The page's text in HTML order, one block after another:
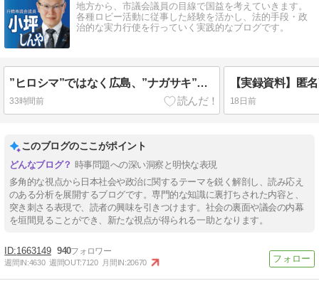
地方から、市議会議員の目線で国益を考えていきます。
各種ロビー活動に従事した経験を活かし、法的手段・政
治的な実力行使を行っていく実践的なブログです。
”ヒロシマ”ではなく広島、”ナガサキ”ではなく長崎、”フクシマ”ではなく福島だ。【いい加減、ウザイと思った人はシェア】
33時間前 18日前
このブログのここがポイント
時事問題への深い洞察と明快な表現
多角的な視点から日本社会や政治に関するテーマを鋭く解剖し、読み応え
のある分析を展開するブログです。専門的な知識に裏打ちされた内容と、
突き刺さる表現で、読者の興味を引きつけます。社会の裏面や議会の内幕
を垣間見ることができ、新たな視点が得られる一助となります。
1663149 940
週間IN:4630 週間OUT:7120 月間IN:20670